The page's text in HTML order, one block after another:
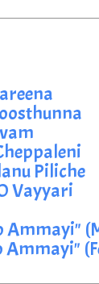
Piliche
Vayyari